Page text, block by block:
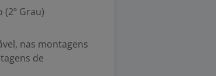
(2º Grau)
nas montagens
de